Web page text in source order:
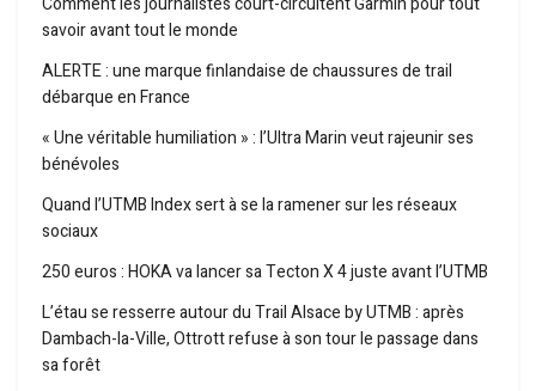
savoir avant tout le monde
ALERTE : une marque finlandaise de chaussures de trail
débarque en France
« Une véritable humiliation » : l’Ultra Marin veut rajeunir ses
bénévoles
Quand l’UTMB Index sert à se la ramener sur les réseaux
sociaux
250 euros : HOKA va lancer sa Tecton X 4 juste avant l’UTMB
L’étau se resserre autour du Trail Alsace by UTMB : après
Dambach-la-Ville, Ottrott refuse à son tour le passage dans
sa forêt